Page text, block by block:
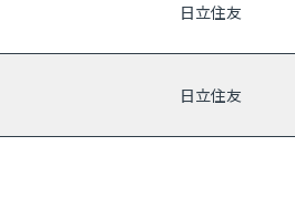
日立住友
日立住友